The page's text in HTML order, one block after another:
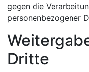
gegen die
personenbezogener
Dritte